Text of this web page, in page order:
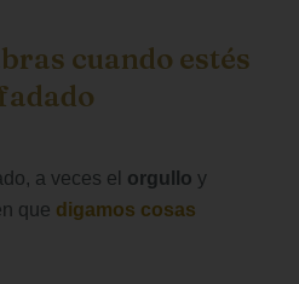
cuando estés
a veces el orgullo y
que digamos cosas